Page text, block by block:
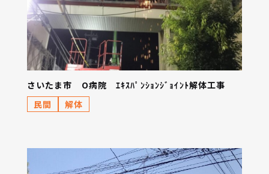
さいたま市 O病院 ｴｷｽﾊﾟﾝｼｮﾝｼﾞｮｲﾝﾄ解体工事
民間
解体